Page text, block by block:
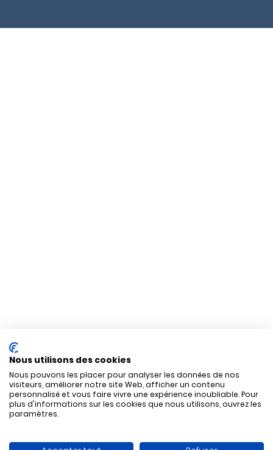
Nous utilisons des cookies
Nous pouvons les placer pour analyser les données de nos
visiteurs, améliorer notre site Web, afficher un contenu
personnalisé et vous faire vivre une expérience inoubliable. Pour
plus d'informations sur les cookies que nous utilisons, ouvrez les
paramètres.